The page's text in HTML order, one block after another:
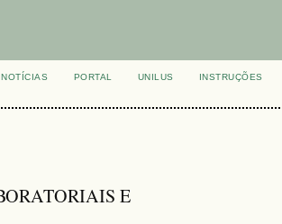
NOTÍCIAS PORTAL UNILUS
INSTRUÇÕES
E